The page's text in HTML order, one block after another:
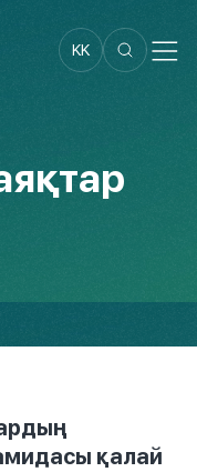
KK
қалай